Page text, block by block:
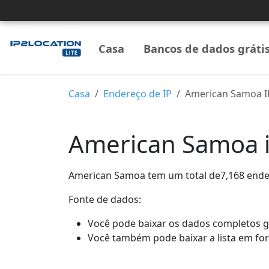
Casa Bancos de dados
Casa Endereço de IP American Samoa
American
American Samoa tem um total de7,168
Fonte de dados:
Você pode baixar os dados completos
Você também pode baixar a lista em